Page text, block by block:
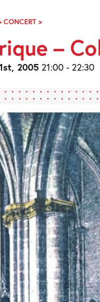
CONCERT >CONCERT
–
COLLÉGIALE
SAINT
–
2005 21:00 - 22:30